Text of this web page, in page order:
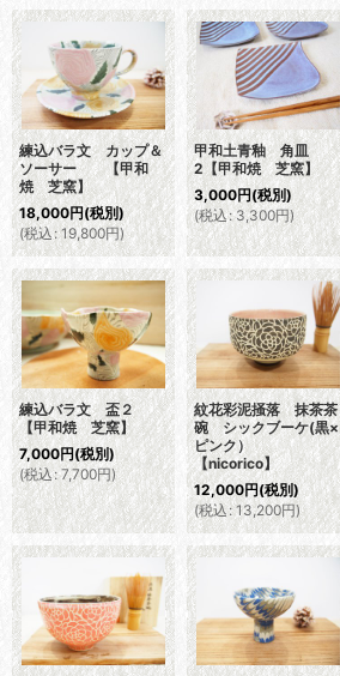
練込バラ文 カップ＆
ソーサー 【甲和
焼 芝窯】
18,000円(税別)
(税込: 19,800円)
甲和土青釉 角皿
2【甲和焼 芝窯】
3,000円(税別)
(税込: 3,300円)
練込バラ文 盃２
【甲和焼 芝窯】
7,000円(税別)
(税込: 7,700円)
紋花彩泥掻落 抹茶茶
碗 シックブーケ(黒×
ピンク）
【nicorico】
12,000円(税別)
(税込 : 13,200円)